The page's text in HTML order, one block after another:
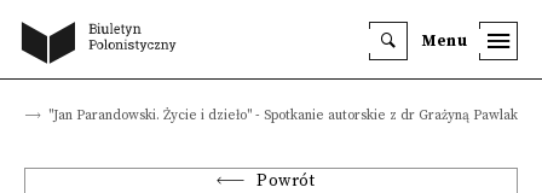
Menu
"Jan Parandowski. Życie i dzieło" - Spotkanie autorskie z dr Grażyną Pawlak
Powrót